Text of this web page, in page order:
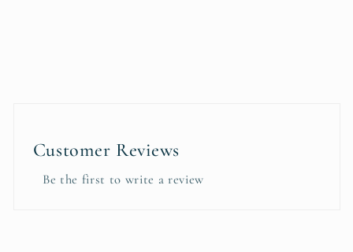
Customer Reviews
Be the first to write a review